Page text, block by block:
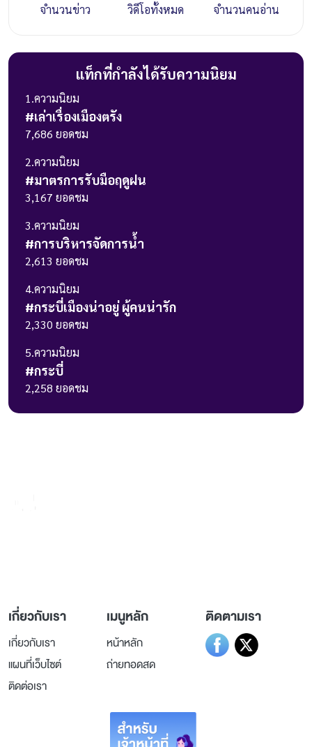
จำนวนข่าว วิดีโอทั้งหมด จำนวนคนอ่าน
แท็กที่กำลังได้รับความนิยม
1 .ความนิยม
#เล่าเรื่องเมืองตรัง
7,686 ยอดชม
2.ความนิยม
#มาตรการรับมือฤดูฝน
3,167 ยอดชม
3.ความนิยม
#การบริหารจัดการน้ำ
2,613 ยอดชม
4.ความนิยม
#กระบี่เมืองน่าอยู่ ผู้คนน่ารัก
2,330 ยอดชม
5.ความนิยม
#กระบี่
2,258 ยอดชม
เกี่ยวกับเรา
เกี่ยวกับเรา
แผนที่เว็บไซต์
ติดต่อเรา
เมนูหลัก
หน้าหลัก
ถ่ายทอดสด
ติดตามเรา